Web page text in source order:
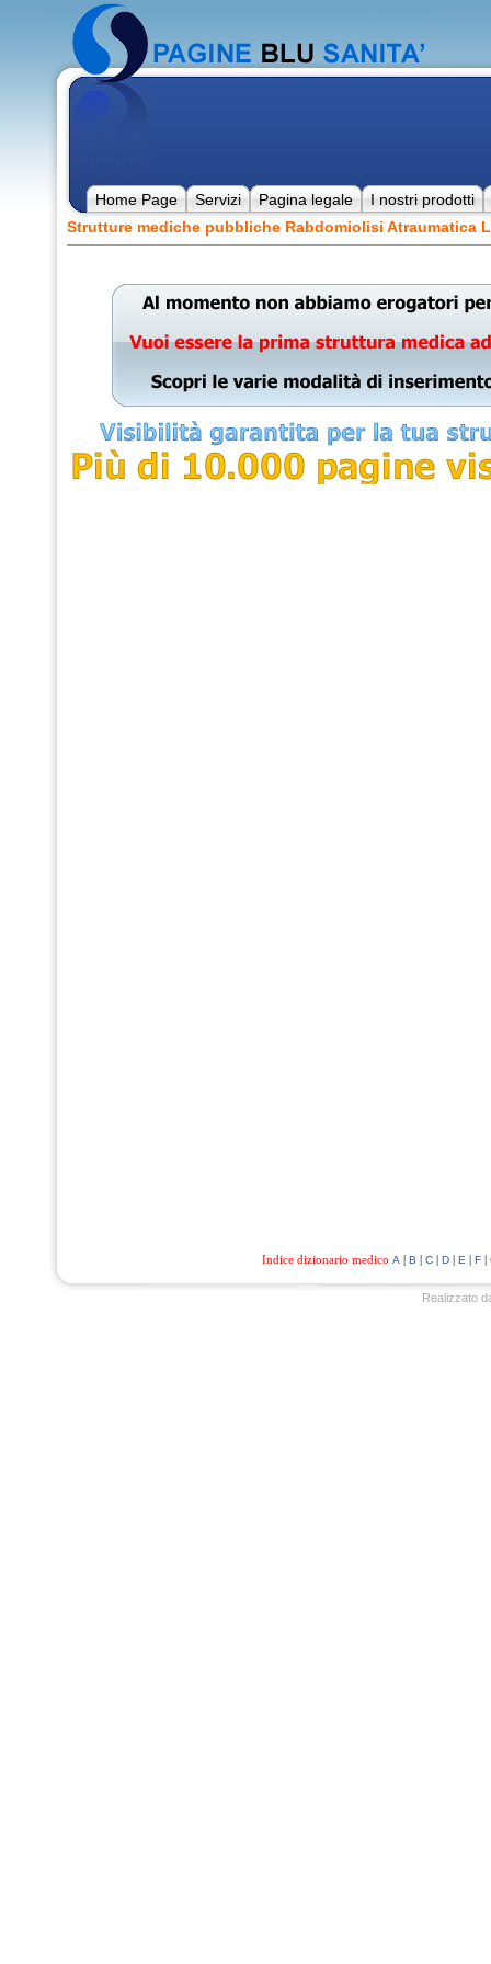
Home Page Servizi Pagina legale
I nostri prodotti
Strutture mediche pubbliche Rabdomiolisi Atraumatica
Indice dizionario medico A | B | C| D| E | F|
Realizzato